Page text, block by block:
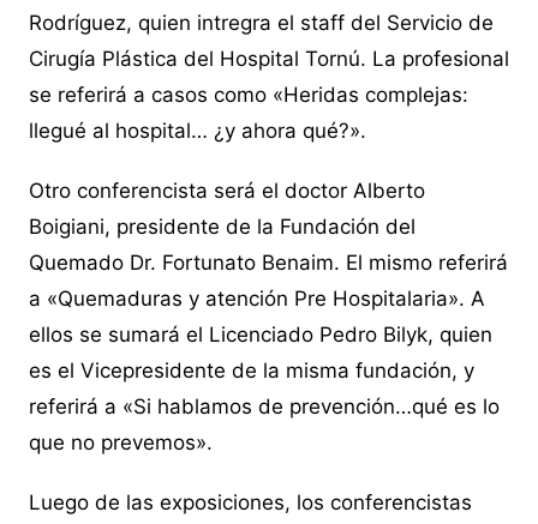
Rodríguez, quien intregra el staff del Servicio de
Cirugía Plástica del Hospital Tornú. La profesional
se referirá a casos como «Heridas complejas:
llegué al hospital… ¿y ahora qué?».
Otro conferencista será el doctor Alberto
Boigiani, presidente de la Fundación del
Quemado Dr. Fortunato Benaim. El mismo referirá
a «Quemaduras y atención Pre Hospitalaria». A
ellos se sumará el Licenciado Pedro Bilyk, quien
es el Vicepresidente de la misma fundación, y
referirá a «Si hablamos de prevención…qué es lo
que no prevemos».
Luego de las exposiciones, los conferencistas